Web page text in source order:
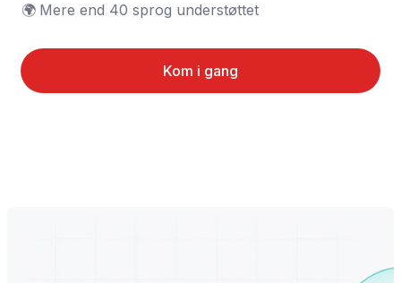
🌍	Mere end 40 sprog understøttet
Kom i gang